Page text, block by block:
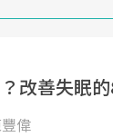
改善失眠
偉